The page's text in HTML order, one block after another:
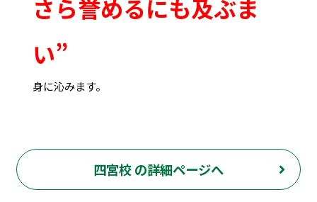
さら誉めるにも及ぶま
い”
身に沁みます。
四宮校 の詳細ページへ